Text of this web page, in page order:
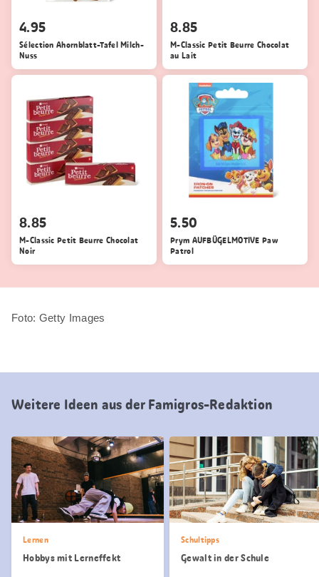
4.95
Sélection Ahornblatt-Tafel Milch-
Nuss
8.85
M-Classic Petit Beurre Chocolat
au Lait
8.85
M-Classic Petit Beurre Chocolat
Noir
5.50
Prym AUFBÜGELMOTIVE Paw
Patrol
Foto: Getty Images
Weitere Ideen aus der Famigros-Redaktion
Lernen
Hobbys mit Lerneffekt
Schultipps
Gewalt in der Schule